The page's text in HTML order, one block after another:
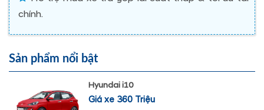
chính.
Sản phẩm nổi bật
Hyundai i10
Giá xe 360 Triệu